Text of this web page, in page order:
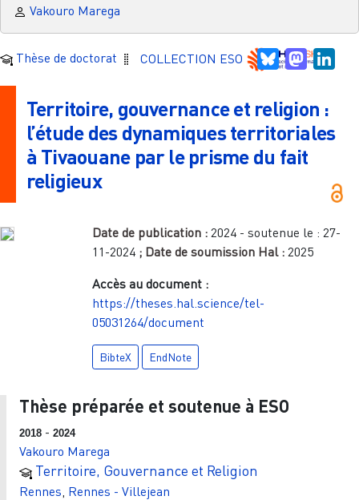
Vakouro Marega
Thèse de doctorat COLLECTION ESO Bluesky
Territoire, gouvernance et religion :
l’étude des dynamiques territoriales
à Tivaouane par le prisme du fait
religieux
Date de publication : 2024 - soutenue le : 27-
11-2024 ; Date de soumission Hal : 2025
Accès au document :
https://theses.hal.science/tel-
05031264/document
BibteX EndNote
Thèse préparée et soutenue à ESO
2018 - 2024
Vakouro Marega
Territoire, Gouvernance et Religion
Rennes Rennes - Villejean